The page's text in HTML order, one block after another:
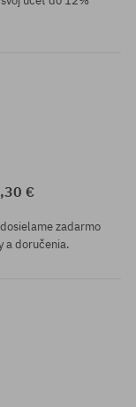
€
zadarmo
a doručenia.